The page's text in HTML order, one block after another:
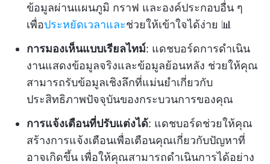
ข้อมูลผ่านแผนภูมิ กราฟ และองค์ประกอบอื่น ๆ
เพื่อประหยัดเวลาและช่วยให้เข้าใจได้ง่าย 📊
การมองเห็นแบบเรียลไทม์: แดชบอร์ดการดำเนิน
งานแสดงข้อมูลจริงและข้อมูลย้อนหลัง ช่วยให้คุณ
สามารถรับข้อมูลเชิงลึกที่แม่นยำเกี่ยวกับ
ประสิทธิภาพปัจจุบันของกระบวนการของคุณ
การแจ้งเตือนที่ปรับแต่งได้: แดชบอร์ดช่วยให้คุณ
สร้างการแจ้งเตือนเพื่อเตือนคุณเกี่ยวกับปัญหาที่
อาจเกิดขึ้น เพื่อให้คุณสามารถดำเนินการได้อย่าง